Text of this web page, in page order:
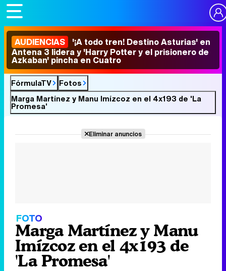
AUDIENCIAS '¡A todo tren! Destino Asturias' en
Antena 3 lidera y 'Harry Potter y el prisionero de
Azkaban' pincha en Cuatro
FórmulaTV
Fotos
Marga Martínez y Manu Imízcoz en el 4x193 de 'La
Promesa'
Eliminar anuncios
FOTO
Marga Martínez y Manu
Imízcoz en el 4x193 de
'La Promesa'